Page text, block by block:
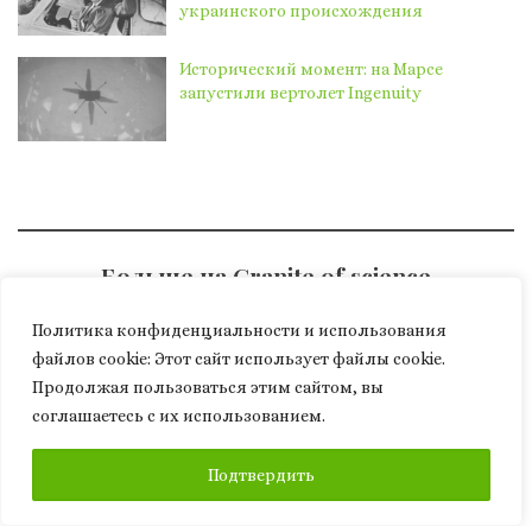
Политика конфиденциальности и использования
файлов сookie: Этот сайт использует файлы cookie.
Продолжая пользоваться этим сайтом, вы
соглашаетесь с их использованием.
Подтвердить
украинского происхождения
Исторический момент: на Марсе
запустили вертолет Ingenuity
Больше на Granite of science
электронной почте.
Введите адрес электронной почты…